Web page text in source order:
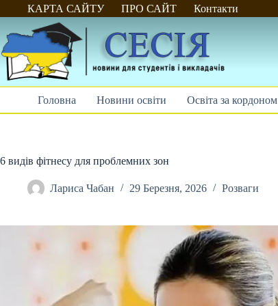
Перейти
до
КАРТА САЙТУ ПРО САЙТ Контакти
Головна Новини освіти Освіта за кордоном
6 видів фітнесу для проблемних зон
Лариса Чабан 29 Березня, 2026 Розваги